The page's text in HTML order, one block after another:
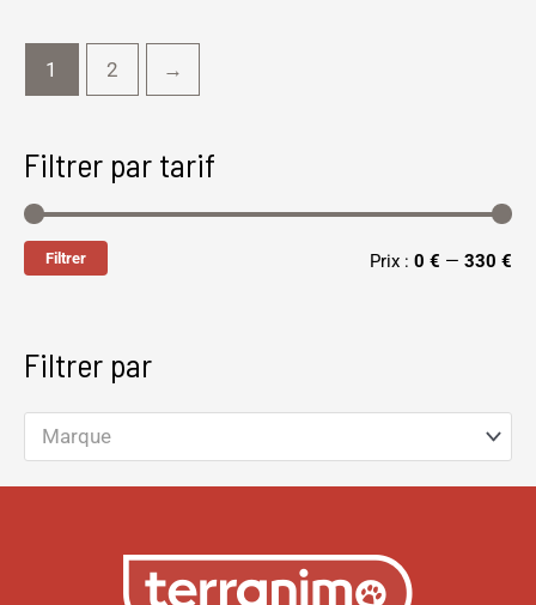
1 2 →
Filtrer par tarif
Filtrer Prix : 0 € — 330 €
Filtrer par
Marque